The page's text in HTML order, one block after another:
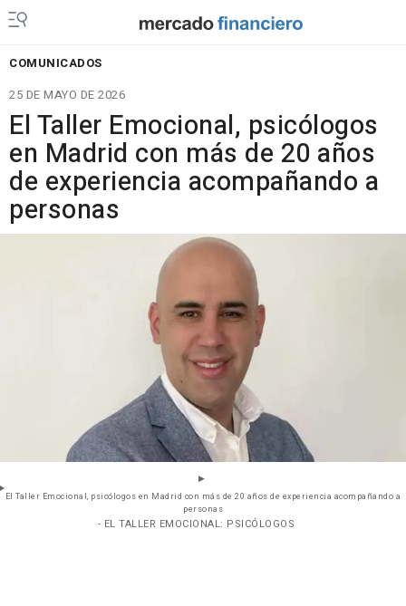
COMUNICADOS
25 DE MAYO DE 2026
El Taller Emocional, psicólogos
en Madrid con más de 20 años
de experiencia acompañando a
personas
El Taller Emocional, psicólogos en Madrid con más de 20 años de experiencia acompañando a
personas
- EL TALLER EMOCIONAL: PSICÓLOGOS